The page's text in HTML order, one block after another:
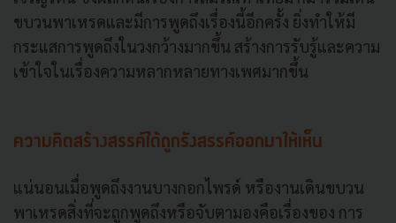
ขบวนพาเหรดและมีการพูดถึงเรื่องนี้อีกครั้ง ยิ่งทำให้มี
กระแสการพูดถึงในวงกว้างมากขึ้น สร้างการรับรู้และความ
เข้าใจในเรื่องความหลากหลายทางเพศมากขึ้น
ความคิดสร้างสรรค์ได้ถูกรังสรรค์ออกมาให้เห็น
แน่นอนเมื่อพูดถึงงานบางกอกไพรด์ หรืองานเดินขบวน
พาเหรดสิ่งที่จะถูกพูดถึงหรือจับตามองคือเรื่องของ การ